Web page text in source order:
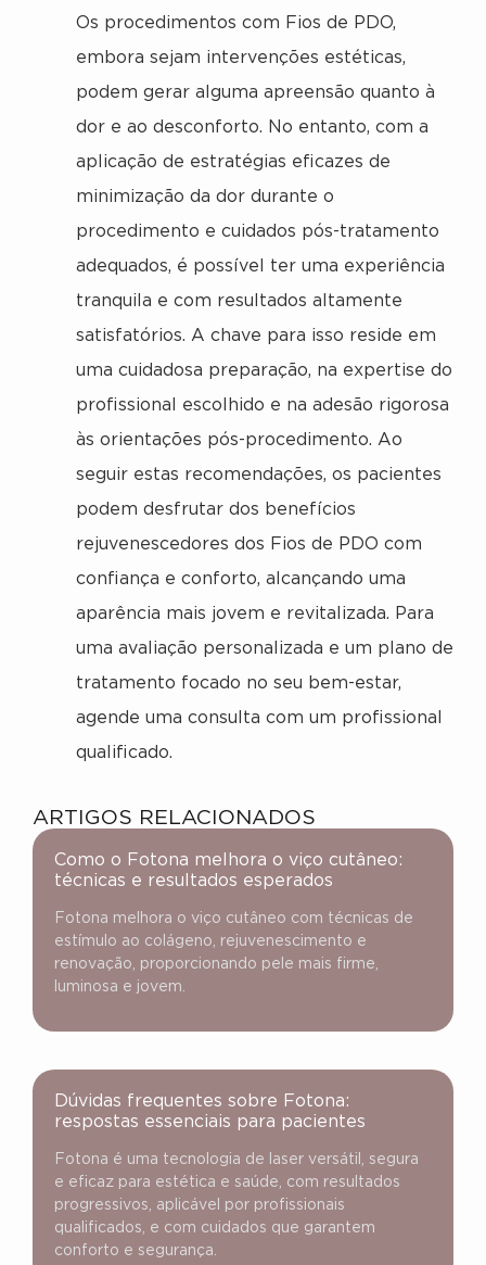
Os procedimentos com Fios de PDO,
embora sejam intervenções estéticas,
podem gerar alguma apreensão quanto à
dor e ao desconforto. No entanto, com a
aplicação de estratégias eficazes de
minimização da dor durante o
procedimento e cuidados pós-tratamento
adequados, é possível ter uma experiência
tranquila e com resultados altamente
satisfatórios. A chave para isso reside em
uma cuidadosa preparação, na expertise do
profissional escolhido e na adesão rigorosa
às orientações pós-procedimento. Ao
seguir estas recomendações, os pacientes
podem desfrutar dos benefícios
rejuvenescedores dos Fios de PDO com
confiança e conforto, alcançando uma
aparência mais jovem e revitalizada. Para
uma avaliação personalizada e um plano de
tratamento focado no seu bem-estar,
agende uma consulta com um profissional
qualificado.
ARTIGOS RELACIONADOS
Como o Fotona melhora o viço cutâneo:
técnicas e resultados esperados
Fotona melhora o viço cutâneo com técnicas de
estímulo ao colágeno, rejuvenescimento e
renovação, proporcionando pele mais firme,
luminosa e jovem.
Dúvidas frequentes sobre Fotona:
respostas essenciais para pacientes
Fotona é uma tecnologia de laser versátil, segura
e eficaz para estética e saúde, com resultados
progressivos, aplicável por profissionais
qualificados, e com cuidados que garantem
conforto e segurança.